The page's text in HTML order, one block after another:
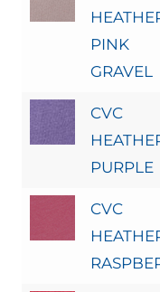
PINK
GRAVEL
CVC
PURPLE
CVC